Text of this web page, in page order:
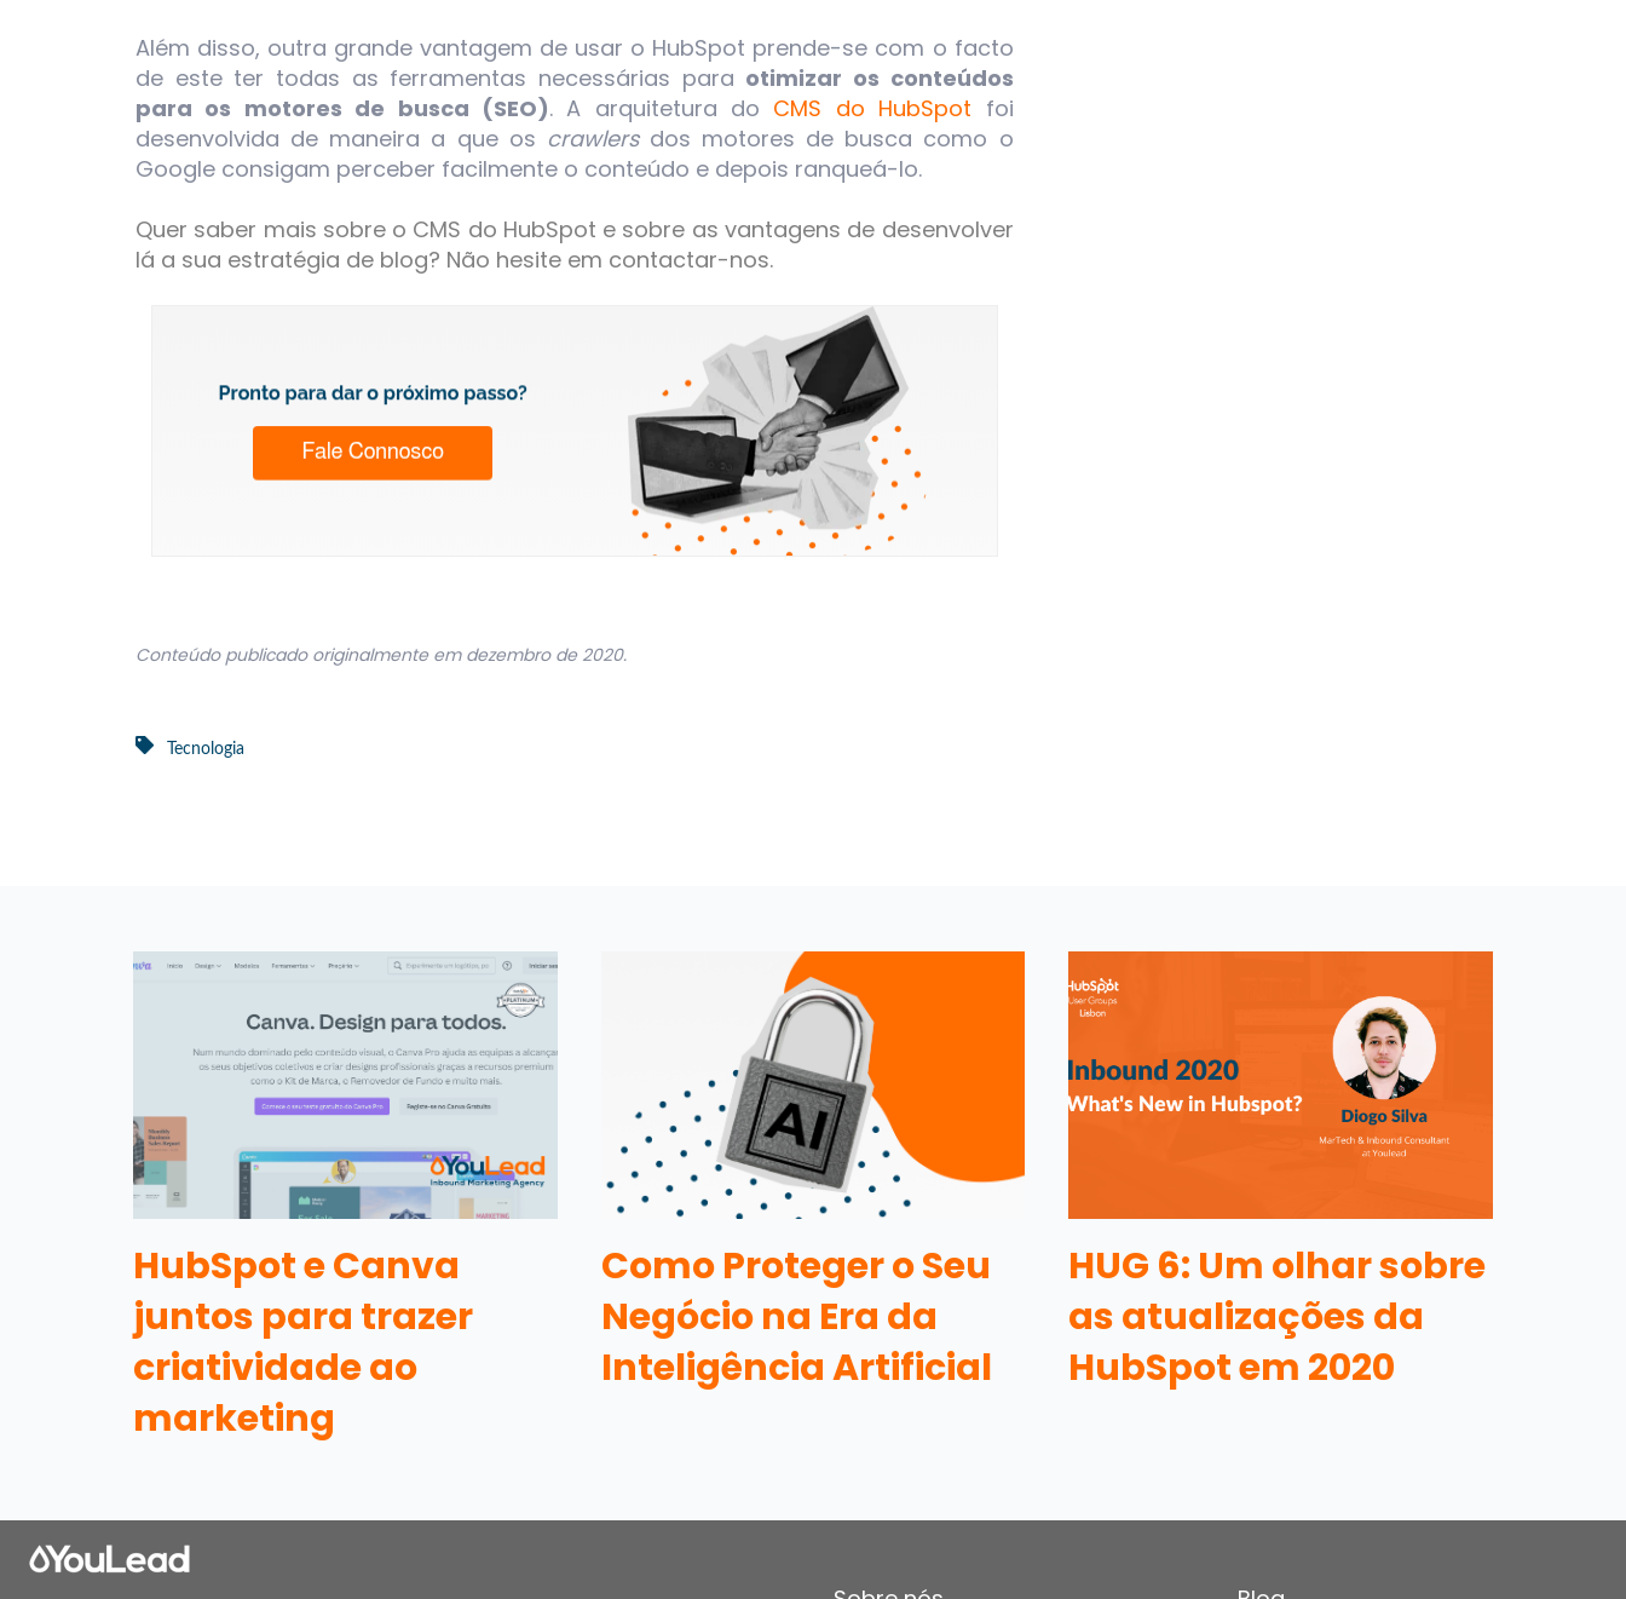
Além disso, outra grande vantagem de usar o HubSpot prende-se com o facto
de este ter todas as ferramentas necessárias para otimizar os conteúdos
para os motores de busca (SEO). A arquitetura do CMS do HubSpot foi
desenvolvida de maneira a que os crawlersdos motores de busca como o
Google consigam perceber facilmente o conteúdo e depois ranqueá-lo.
Quer saber mais sobre o CMS do HubSpot e sobre as vantagens de desenvolver
lá a sua estratégia de blog? Não hesite em contactar-nos.
Conteúdo publicado originalmente em dezembro de 2020.
Tecnologia
HubSpot e Canva
juntos para trazer
criatividade ao
marketing
Como Proteger o Seu
Negócio na Era da
Inteligência Artificial
HUG 6: Um olhar sobre
as atualizações da
HubSpot em 2020